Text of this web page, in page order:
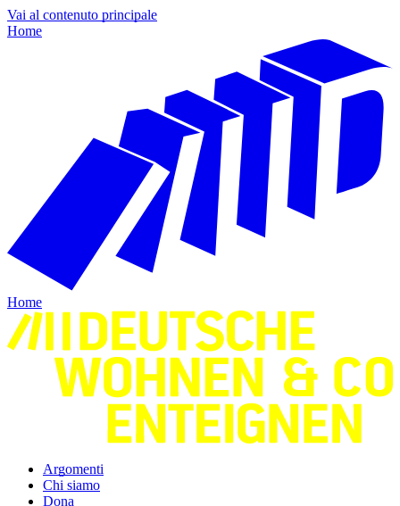
Vai al contenuto principale
Home
Home
Argomenti
Chi siamo
Dona